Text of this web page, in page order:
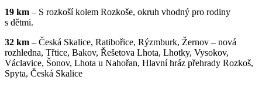
19 km – S rozkoší kolem Rozkoše, okruh vhodný pro rodiny
s dětmi.
32 km – Česká Skalice, Ratibořice, Rýzmburk, Žernov – nová
rozhledna, Třtice, Bakov, Řešetova Lhota, Lhotky, Vysokov,
Václavice, Šonov, Lhota u Nahořan, Hlavní hráz přehrady Rozkoš,
Spyta, Česká Skalice